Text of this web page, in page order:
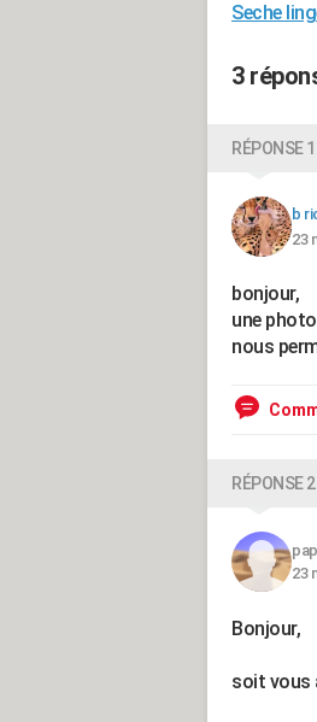
Seche
3
RÉPONSE
b
23
bonjour,
une
nous
RÉPONSE
23
Bonjour,
soit vous